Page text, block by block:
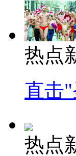
热点
直击
热点